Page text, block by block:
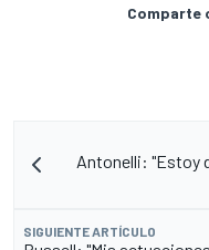
Comparte
Antonelli: "Estoy
SIGUIENTE ARTÍCULO